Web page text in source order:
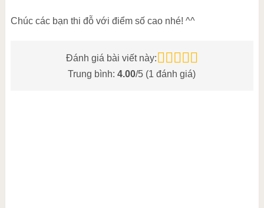
Chúc các bạn thi đỗ với điểm số cao nhé! ^^
Đánh giá bài viết này:
Trung bình:4.00/5 (1 đánh giá)